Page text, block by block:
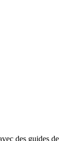
des guides